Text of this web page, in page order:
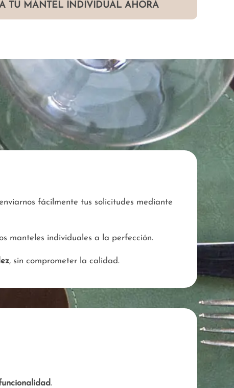
TU MANTEL INDIVIDUAL AHORA
fácilmente tus solicitudes mediante
manteles individuales a la perfección.
, sin comprometer la calidad.
.